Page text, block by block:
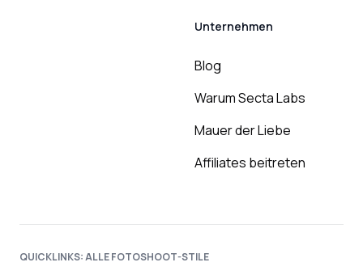
Unternehmen
Blog
Warum Secta Labs
Mauer der Liebe
Affiliates beitreten
QUICKLINKS: ALLE FOTOSHOOT-STILE